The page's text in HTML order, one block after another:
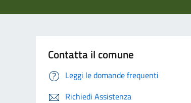
Contatta il comune
Leggi le domande frequenti
Richiedi Assistenza